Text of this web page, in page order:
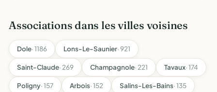
Associations dans les villes voisines
Dole· 1186 Lons-Le-Saunier· 921
Saint-Claude· 269 Champagnole· 221 Tavaux· 174
Poligny· 157 Arbois· 152 Salins-Les-Bains· 135